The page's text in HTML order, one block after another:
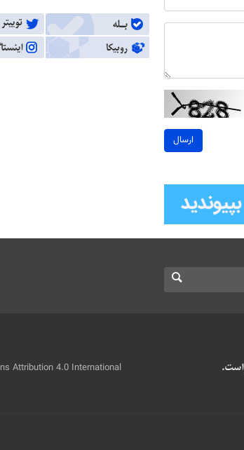
ارسال
Attribution 4.0 International